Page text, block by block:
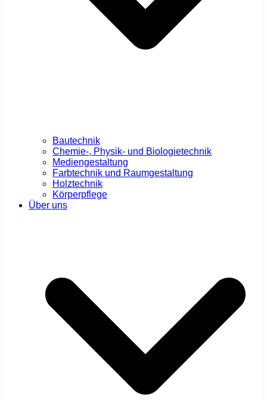
Bautechnik
Chemie-, Physik- und Biologietechnik
Mediengestaltung
Farbtechnik und Raumgestaltung
Holztechnik
Körperpflege
Über uns